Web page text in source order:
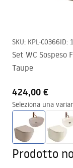
SKU: KPL-C0366ID:
Set WC Sospeso
Taupe
424,00 €
Seleziona una
Prodotto